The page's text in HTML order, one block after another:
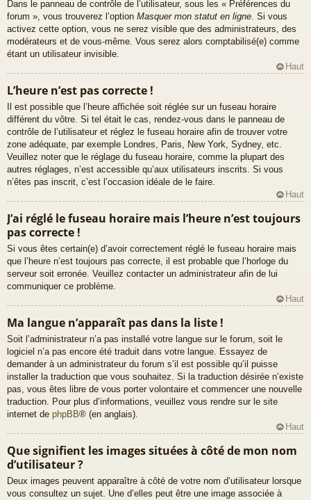
Dans le panneau de contrôle de l’utilisateur, sous les « Préférences du
forum », vous trouverez l’option Masquer mon statut en ligne. Si vous
activez cette option, vous ne serez visible que des administrateurs, des
modérateurs et de vous-même. Vous serez alors comptabilisé(e) comme
étant un utilisateur invisible.
Haut
L’heure n’est pas correcte !
Il est possible que l’heure affichée soit réglée sur un fuseau horaire
différent du vôtre. Si tel était le cas, rendez-vous dans le panneau de
contrôle de l’utilisateur et réglez le fuseau horaire afin de trouver votre
zone adéquate, par exemple Londres, Paris, New York, Sydney, etc.
Veuillez noter que le réglage du fuseau horaire, comme la plupart des
autres réglages, n’est accessible qu’aux utilisateurs inscrits. Si vous
n’êtes pas inscrit, c’est l’occasion idéale de le faire.
Haut
J’ai réglé le fuseau horaire mais l’heure n’est toujours
pas correcte !
Si vous êtes certain(e) d’avoir correctement réglé le fuseau horaire mais
que l’heure n’est toujours pas correcte, il est probable que l’horloge du
serveur soit erronée. Veuillez contacter un administrateur afin de lui
communiquer ce problème.
Haut
Ma langue n’apparaît pas dans la liste !
Soit l’administrateur n’a pas installé votre langue sur le forum, soit le
logiciel n’a pas encore été traduit dans votre langue. Essayez de
demander à un administrateur du forum s’il est possible qu’il puisse
installer la traduction que vous souhaitez. Si la traduction désirée n’existe
pas, vous êtes libre de vous porter volontaire et commencer une nouvelle
traduction. Pour plus d’informations, veuillez vous rendre sur le site
internet de phpBB® (en anglais).
Haut
Que signifient les images situées à côté de mon nom
d’utilisateur ?
Deux images peuvent apparaître à côté de votre nom d’utilisateur lorsque
vous consultez un sujet. Une d’elles peut être une image associée à